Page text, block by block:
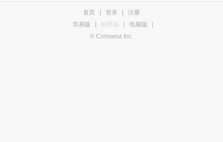
首页 登录
注册
简易版
触屏版 电脑版
© Comsenz Inc.